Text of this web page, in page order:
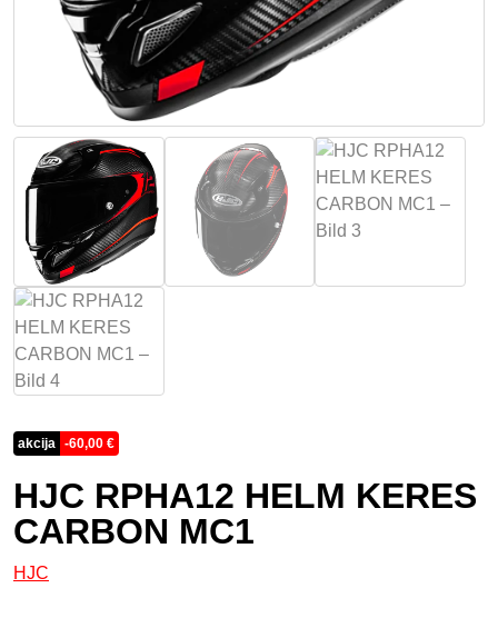
akcija -60,00 €
HJC RPHA12 HELM KERES
CARBON MC1
HJC